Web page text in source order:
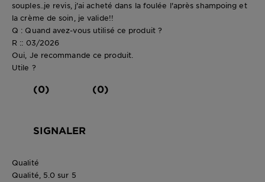
souples..je revis, j'ai acheté dans la foulée l'après shampoing et
la crème de soin, je valide!!
Q : Quand avez-vous utilisé ce produit ?
R :: 03/2026
Oui, Je recommande ce produit.
Utile ?
(0) (0)
SIGNALER
Qualité
Qualité, 5.0 sur 5